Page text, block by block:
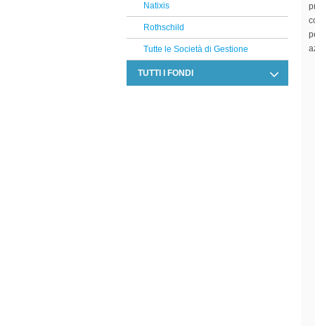
Natixis
Rothschild
Tutte le Società di Gestione
TUTTI I FONDI